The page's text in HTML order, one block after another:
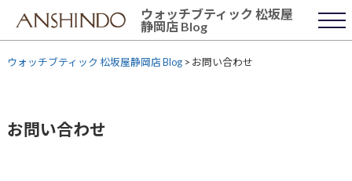
content
ウォッチブティック 松坂屋
静岡店 Blog
ウォッチブティック 松坂屋静岡店 Blog> お問い合わせ
お問い合わせ